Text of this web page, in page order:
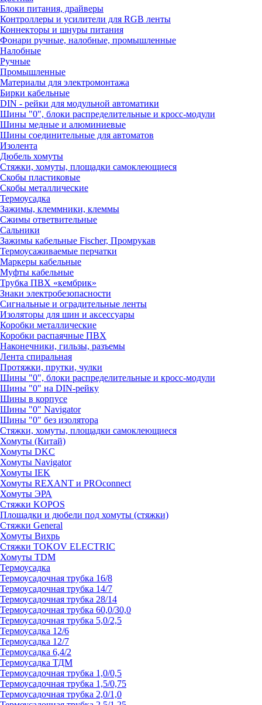
Блоки питания, драйверы
Контроллеры и усилители для RGB ленты
Коннекторы и шнуры питания
Фонари ручные, налобные, промышленные
Налобные
Ручные
Промышленные
Материалы для электромонтажа
Бирки кабельные
DIN - рейки для модульной автоматики
Шины "0", блоки распределительные и кросс-модули
Шины медные и алюминиевые
Шины соединительные для автоматов
Изолента
Дюбель хомуты
Стяжки, хомуты, площадки самоклеющиеся
Скобы пластиковые
Скобы металлические
Термоусадка
Зажимы, клеммники, клеммы
Сжимы ответвительные
Сальники
Зажимы кабельные Fischer, Промрукав
Термоусаживаемые перчатки
Маркеры кабельные
Муфты кабельные
Трубка ПВХ «кембрик»
Знаки электробезопасности
Сигнальные и оградительные ленты
Изоляторы для шин и аксессуары
Коробки металлические
Коробки распаячные ПВХ
Наконечники, гильзы, разъемы
Лента спиральная
Протяжки, прутки, чулки
Шины "0", блоки распределительные и кросс-модули
Шины "0" на DIN-рейку
Шины в корпусе
Шины "0" Navigator
Шины "0" без изолятора
Стяжки, хомуты, площадки самоклеющиеся
Хомуты (Китай)
Хомуты DKC
Хомуты Navigator
Хомуты IEK
Хомуты REXANT и PROconnect
Хомуты ЭРА
Стяжки KOPOS
Площадки и дюбели под хомуты (стяжки)
Стяжки General
Хомуты Вихрь
Стяжки TOKOV ELECTRIC
Хомуты TDM
Термоусадка
Термоусадочная трубка 16/8
Термоусадочная трубка 14/7
Термоусадочная трубка 28/14
Термоусадочная трубка 60,0/30,0
Термоусадочная трубка 5,0/2,5
Термоусадка 12/6
Термоусадка 12/7
Термоусадка 6,4/2
Термоусадка ТДМ
Термоусадочная трубка 1,0/0,5
Термоусадочная трубка 1,5/0,75
Термоусадочная трубка 2,0/1,0